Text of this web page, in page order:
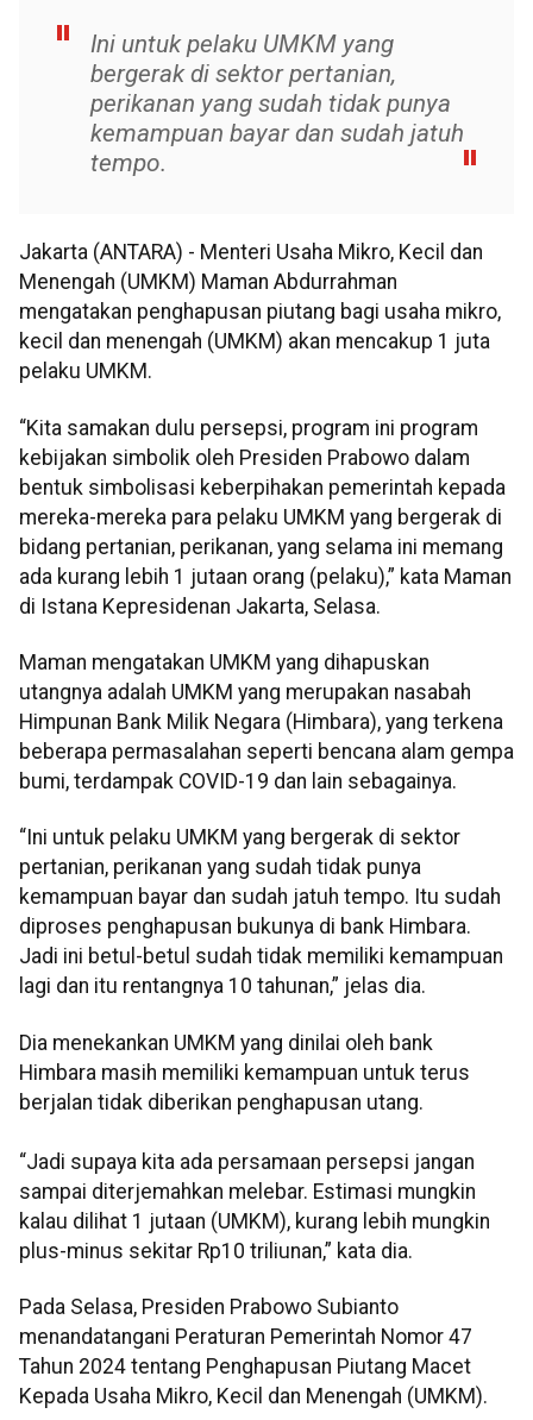
Ini untuk pelaku UMKM yang
bergerak di sektor pertanian,
perikanan yang sudah tidak punya
kemampuan bayar dan sudah jatuh
tempo.
Jakarta (ANTARA) - Menteri Usaha Mikro, Kecil dan
Menengah (UMKM) Maman Abdurrahman
mengatakan penghapusan piutang bagi usaha mikro,
kecil dan menengah (UMKM) akan mencakup 1 juta
pelaku UMKM.
“Kita samakan dulu persepsi, program ini program
kebijakan simbolik oleh Presiden Prabowo dalam
bentuk simbolisasi keberpihakan pemerintah kepada
mereka-mereka para pelaku UMKM yang bergerak di
bidang pertanian, perikanan, yang selama ini memang
ada kurang lebih 1 jutaan orang (pelaku),” kata Maman
di Istana Kepresidenan Jakarta, Selasa.
Maman mengatakan UMKM yang dihapuskan
utangnya adalah UMKM yang merupakan nasabah
Himpunan Bank Milik Negara (Himbara), yang terkena
beberapa permasalahan seperti bencana alam gempa
bumi, terdampak COVID-19 dan lain sebagainya.
“Ini untuk pelaku UMKM yang bergerak di sektor
pertanian, perikanan yang sudah tidak punya
kemampuan bayar dan sudah jatuh tempo. Itu sudah
diproses penghapusan bukunya di bank Himbara.
Jadi ini betul-betul sudah tidak memiliki kemampuan
lagi dan itu rentangnya 10 tahunan,” jelas dia.
Dia menekankan UMKM yang dinilai oleh bank
Himbara masih memiliki kemampuan untuk terus
berjalan tidak diberikan penghapusan utang.
“Jadi supaya kita ada persamaan persepsi jangan
sampai diterjemahkan melebar. Estimasi mungkin
kalau dilihat 1 jutaan (UMKM), kurang lebih mungkin
plus-minus sekitar Rp10 triliunan,” kata dia.
Pada Selasa, Presiden Prabowo Subianto
menandatangani Peraturan Pemerintah Nomor 47
Tahun 2024 tentang Penghapusan Piutang Macet
Kepada Usaha Mikro, Kecil dan Menengah (UMKM).